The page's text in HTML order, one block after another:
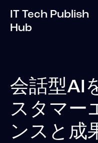
IT Tech Publish
Hub
会話型AI
スタマー
ンスと成